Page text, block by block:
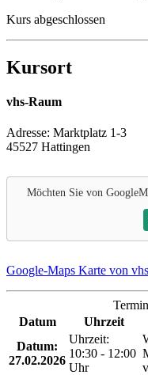
Kurs abgeschlossen
Kursort
vhs-Raum
Adresse: Marktplatz 1-3
45527 Hattingen
Möchten Sie von
Google-Maps Karte von
Datum
Uhrzeit
Datum:
27.02.2026
Uhrzeit:
10:30 - 12:00
Uhr